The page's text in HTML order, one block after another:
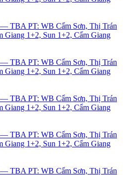
TBA PT: WB Cẩm Sơn, Thị Trán
Giang 1+2, Sun 1+2, Cẩm Giang
TBA PT: WB Cẩm Sơn, Thị Trán
Giang 1+2, Sun 1+2, Cẩm Giang
TBA PT: WB Cẩm Sơn, Thị Trán
Giang 1+2, Sun 1+2, Cẩm Giang
TBA PT: WB Cẩm Sơn, Thị Trán
Giang 1+2, Sun 1+2, Cẩm Giang
TBA PT: WB Cẩm Sơn, Thị Trán